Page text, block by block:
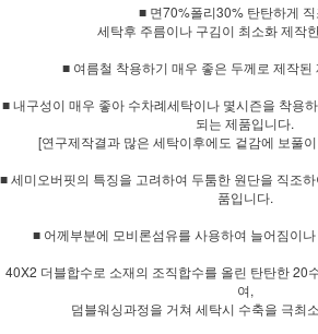
■ 면70%폴리30% 탄탄하게
세탁후 주름이나 구김이 최소화 제작
■ 여름철 착용하기 매우 좋은 두께로 제작된
■ 내구성이 매우 좋아 수차례세탁이나 몇시즌을 착용
되는 제품입니다.
[연구제작결과 많은 세탁이후에도 겉감에 보풀
■ 세미오버핏의 특징을 고려하여 두툼한 원단을 직조
품입니다.
■ 어께부분에 모비론섬유를 사용하여 늘어짐이
40X2 더블합수로 소재의 조직합수를 올린 탄탄한 20
여,
덤블워싱과정을 거쳐 세탁시 수축을 극최